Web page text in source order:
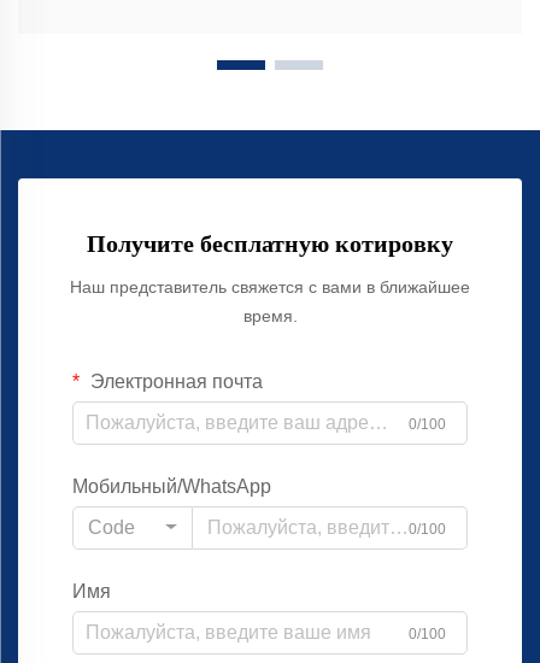
Получите бесплатную котировку
Наш представитель свяжется с вами в ближайшее
время.
Электронная почта
0/100
Мобильный/WhatsApp
Code
0/100
Имя
0/100